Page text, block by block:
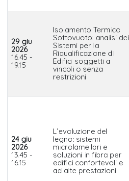
29 giu
2026
16.45 -
19.15
Isolamento Termico
Sottovuoto: analisi dei
Sistemi per la
Riqualificazione di
Edifici soggetti a
vincoli o senza
restrizioni
24 giu
2026
13.45 -
16.15
L’evoluzione del
legno: sistemi
microlamellari e
soluzioni in fibra per
edifici confortevoli e
ad alte prestazioni